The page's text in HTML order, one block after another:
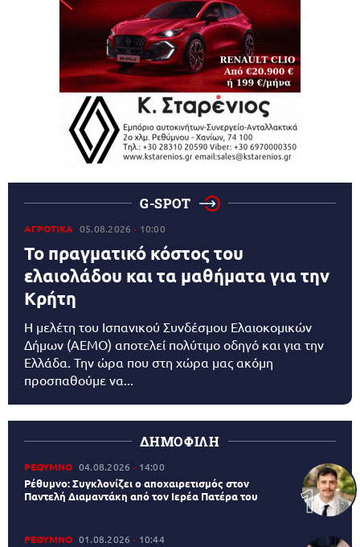
G-SPOT
ΑΓΡΟΤΙΚΑ 05.08.2026 10:00
Το πραγματικό κόστος του
ελαιολάδου και τα μαθήματα για την
Κρήτη
Η μελέτη του Ισπανικού Συνδέσμου Ελαιοκομικών
Δήμων (AEMO) αποτελεί πολύτιμο οδηγό και για την
Ελλάδα. Την ώρα που στη χώρα μας ακόμη
προσπαθούμε να...
ΔΗΜΟΦΙΛΗ
ΡΕΘΥΜΝΟ 04.08.2026 14:00
Ρέθυμνο: Συγκλονίζει ο αποχαιρετισμός στον
Παντελή Διαμαντάκη από τον Ιερέα Πατέρα του
ΡΕΘΥΜΝΟ 01.08.2026 10:44